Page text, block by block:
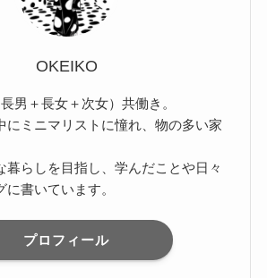
OKEIKO
男＋長女＋次女）共働き。
にミニマリストに憧れ、物の多い家
暮らしを目指し、学んだことや日々
書いています。
プロフィール